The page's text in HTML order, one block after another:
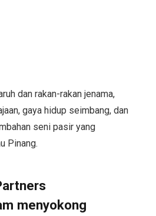
dan rakan-rakan jenama,
gaya hidup seimbang, dan
seni pasir yang
Pinang.
menyokong